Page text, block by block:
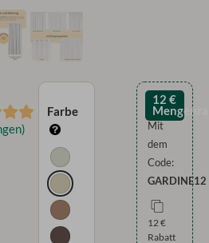
Farbe
12 €
Mit
dem
Code:
GARDINE12
12 €
Rabatt